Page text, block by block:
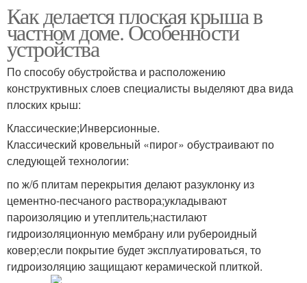
Как делается плоская крыша в
частном доме. Особенности
устройства
По способу обустройства и расположению
конструктивных слоев специалисты выделяют два вида
плоских крыш:
Классические;Инверсионные.
Классический кровельный «пирог» обустраивают по
следующей технологии:
по ж/б плитам перекрытия делают разуклонку из
цементно-песчаного раствора;укладывают
пароизоляцию и утеплитель;настилают
гидроизоляционную мембрану или рубероидный
ковер;если покрытие будет эксплуатироваться, то
гидроизоляцию защищают керамической плиткой.